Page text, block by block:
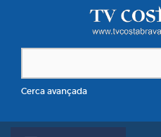
Cerca avançada